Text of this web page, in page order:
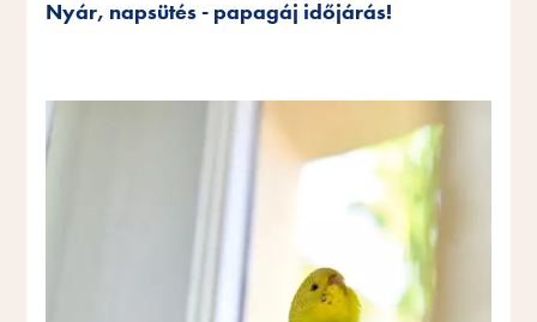
Nyár, napsütés - papagáj időjárás!